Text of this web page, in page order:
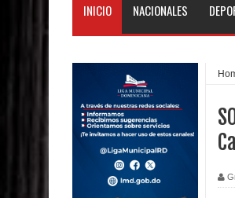
PRM votará “por
El expresidente
DIGEIG y Liga
La Fiscalía de Bolivia
Calor extremo para
Miles de marroquíes
INICIO NACIONALES